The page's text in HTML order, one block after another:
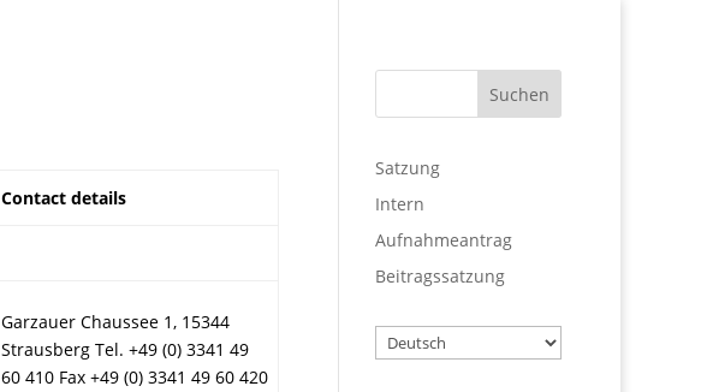
Contact details
Garzauer Chaussee 1, 15344
Strausberg Tel. +49 (0) 3341 49
60 410 Fax +49 (0) 3341 49 60 420
Satzung
Intern
Aufnahmeantrag
Beitragssatzung
Wählen
Sie